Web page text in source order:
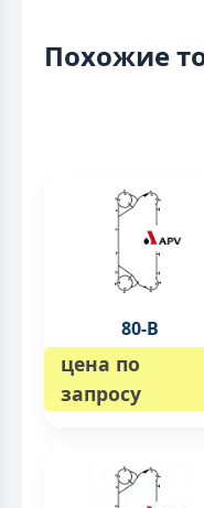
Похожие
80-B
цена по
запросу